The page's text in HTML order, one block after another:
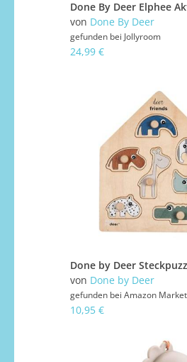
von Done By Deer
gefunden bei Jollyroom
24,99 €
von Done by Deer
gefunden bei Amazon
10,95 €